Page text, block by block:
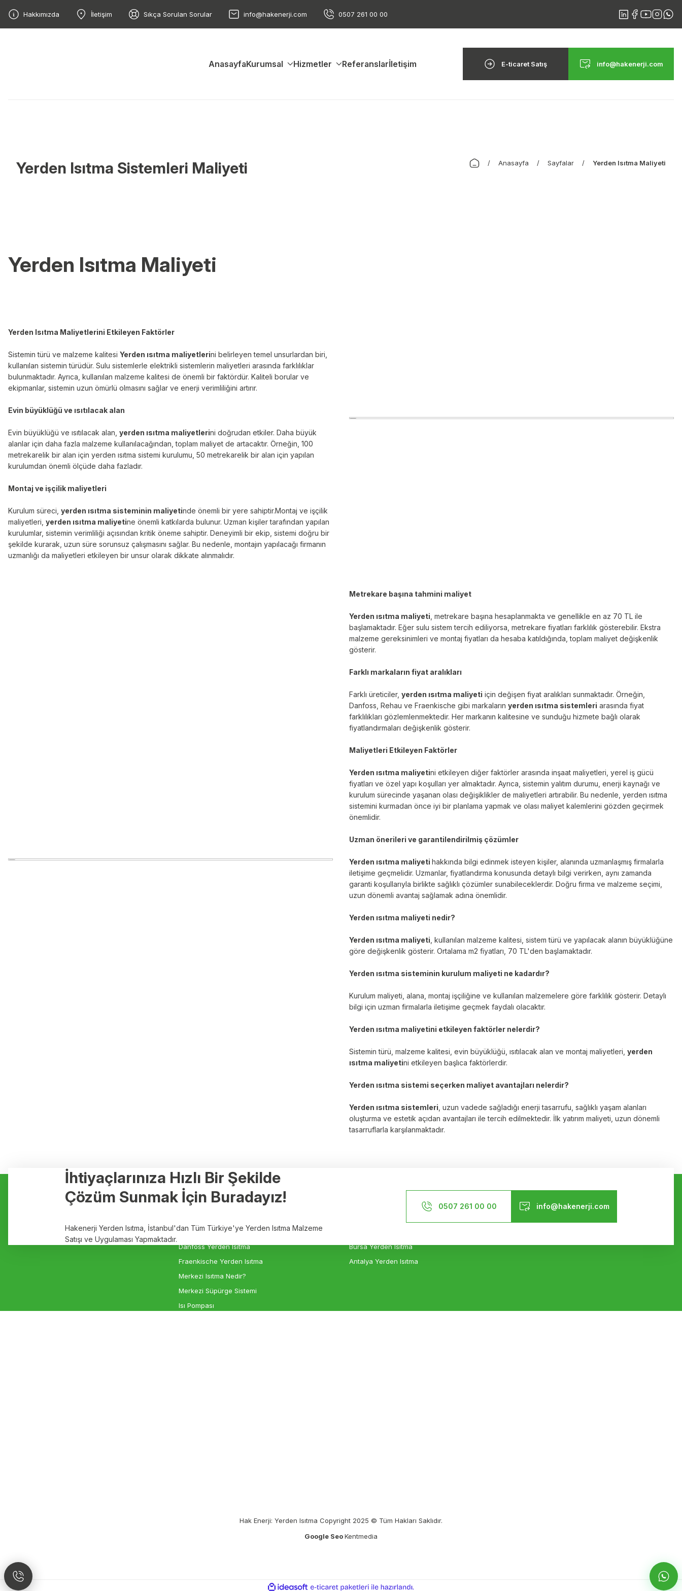
Hakkımızda İletişim Sıkça Sorulan Sorular info@hakenerji.com 0507 261 00 00
AnasayfaKurumsal Hizmetler Referanslarİletişim E-ticaret Satış info@hakenerji.com
Yerden Isıtma Sistemleri Maliyeti Anasayfa Sayfalar Yerden Isıtma Maliyeti
Yerden Isıtma Maliyeti
Yerden Isıtma Maliyetlerini Etkileyen Faktörler
Sistemin türü ve malzeme kalitesi Yerden ısıtma maliyetlerini belirleyen temel unsurlardan biri,
kullanılan sistemin türüdür. Sulu sistemlerle elektrikli sistemlerin maliyetleri arasında farklılıklar
bulunmaktadır. Ayrıca, kullanılan malzeme kalitesi de önemli bir faktördür. Kaliteli borular ve
ekipmanlar, sistemin uzun ömürlü olmasını sağlar ve enerji verimliliğini artırır.
Evin büyüklüğü ve ısıtılacak alan
Evin büyüklüğü ve ısıtılacak alan, yerden ısıtma maliyetlerini doğrudan etkiler. Daha büyük
alanlar için daha fazla malzeme kullanılacağından, toplam maliyet de artacaktır. Örneğin, 100
metrekarelik bir alan için yerden ısıtma sistemi kurulumu, 50 metrekarelik bir alan için yapılan
kurulumdan önemli ölçüde daha fazladır.
Montaj ve işçilik maliyetleri
Kurulum süreci, yerden ısıtma sisteminin maliyetinde önemli bir yere sahiptir.Montaj ve işçilik
maliyetleri, yerden ısıtma maliyetine önemli katkılarda bulunur. Uzman kişiler tarafından yapılan
kurulumlar, sistemin verimliliği açısından kritik öneme sahiptir. Deneyimli bir ekip, sistemi doğru bir
şekilde kurarak, uzun süre sorunsuz çalışmasını sağlar. Bu nedenle, montajın yapılacağı firmanın
uzmanlığı da maliyetleri etkileyen bir unsur olarak dikkate alınmalıdır.
Metrekare başına tahmini maliyet
Yerden ısıtma maliyeti , metrekare başına hesaplanmakta ve genellikle en az 70 TL ile
başlamaktadır. Eğer sulu sistem tercih ediliyorsa, metrekare fiyatları farklılık gösterebilir. Ekstra
malzeme gereksinimleri ve montaj fiyatları da hesaba katıldığında, toplam maliyet değişkenlik
gösterir.
Farklı markaların fiyat aralıkları
Farklı üreticiler, yerden ısıtma maliyeti için değişen fiyat aralıkları sunmaktadır. Örneğin,
Danfoss, Rehau ve Fraenkische gibi markaların yerden ısıtma sistemleri arasında fiyat
farklılıkları gözlemlenmektedir. Her markanın kalitesine ve sunduğu hizmete bağlı olarak
fiyatlandırmaları değişkenlik gösterir.
Maliyetleri Etkileyen Faktörler
Yerden ısıtma maliyetini etkileyen diğer faktörler arasında inşaat maliyetleri, yerel iş gücü
fiyatları ve özel yapı koşulları yer almaktadır. Ayrıca, sistemin yalıtım durumu, enerji kaynağı ve
kurulum sürecinde yaşanan olası değişiklikler de maliyetleri artırabilir. Bu nedenle, yerden ısıtma
sistemini kurmadan önce iyi bir planlama yapmak ve olası maliyet kalemlerini gözden geçirmek
önemlidir.
Uzman önerileri ve garantilendirilmiş çözümler
Yerden ısıtma maliyeti hakkında bilgi edinmek isteyen kişiler, alanında uzmanlaşmış firmalarla
iletişime geçmelidir. Uzmanlar, fiyatlandırma konusunda detaylı bilgi verirken, aynı zamanda
garanti koşullarıyla birlikte sağlıklı çözümler sunabileceklerdir. Doğru firma ve malzeme seçimi,
uzun dönemli avantaj sağlamak adına önemlidir.
Yerden ısıtma maliyeti nedir?
Yerden ısıtma maliyeti , kullanılan malzeme kalitesi, sistem türü ve yapılacak alanın büyüklüğüne
göre değişkenlik gösterir. Ortalama m2 fiyatları, 70 TL'den başlamaktadır.
Yerden ısıtma sisteminin kurulum maliyeti ne kadardır?
Kurulum maliyeti, alana, montaj işçiliğine ve kullanılan malzemelere göre farklılık gösterir. Detaylı
bilgi için uzman firmalarla iletişime geçmek faydalı olacaktır.
Yerden ısıtma maliyetini etkileyen faktörler nelerdir?
Sistemin türü, malzeme kalitesi, evin büyüklüğü, ısıtılacak alan ve montaj maliyetleri, yerden
ısıtma maliyetini etkileyen başlıca faktörlerdir.
Yerden ısıtma sistemi seçerken maliyet avantajları nelerdir?
Yerden ısıtma sistemleri , uzun vadede sağladığı enerji tasarrufu, sağlıklı yaşam alanları
oluşturma ve estetik açıdan avantajları ile tercih edilmektedir. İlk yatırım maliyeti, uzun dönemli
tasarruflarla karşılanmaktadır.
İhtiyaçlarınıza Hızlı Bir Şekilde
Çözüm Sunmak İçin Buradayız!
Hakenerji Yerden Isıtma, İstanbul'dan Tüm Türkiye'ye Yerden Isıtma Malzeme
Satışı ve Uygulaması Yapmaktadır.
0507 261 00 00 info@hakenerji.com
Hizmetler
Yerden Isıtma
Rehau Yerden Isıtma
Danfoss Yerden Isıtma
Fraenkische Yerden Isıtma
Merkezi Isıtma Nedir?
Merkezi Süpürge Sistemi
Isı Pompası
Bursa Yerden Isıtma
Antalya Yerden Isıtma
Hak Enerji: Yerden Isıtma Copyright 2025 © Tüm Hakları Saklıdır.
Google SeoKentmedia
ideasoft e-